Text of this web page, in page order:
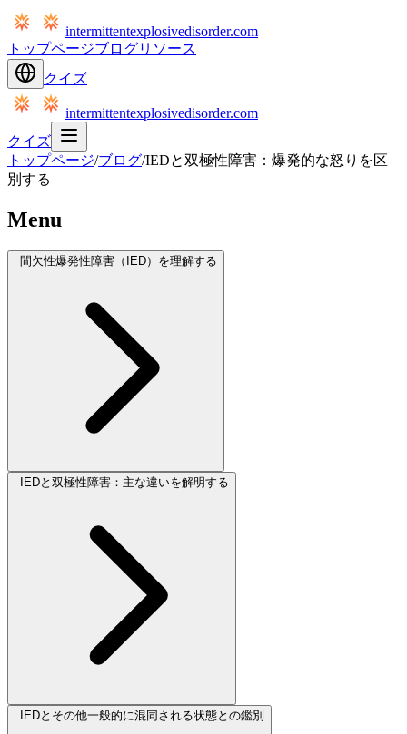
intermittentexplosivedisorder.com
トップページブログリソース
クイズ
intermittentexplosivedisorder.com
クイズ
トップページ/ブログ/IEDと双極性障害：爆発的な怒りを区
別する
Menu
間欠性爆発性障害（IED）を理解する
IEDと双極性障害：主な違いを解明する
IEDとその他一般的に混同される状態との鑑別